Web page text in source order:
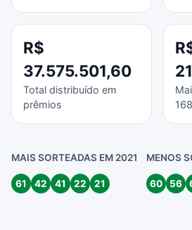
R$
37.575.501,60
Total distribuído em
prêmios
MAIS SORTEADAS EM 2021
61 42 41 22 21
MENOS
60 56